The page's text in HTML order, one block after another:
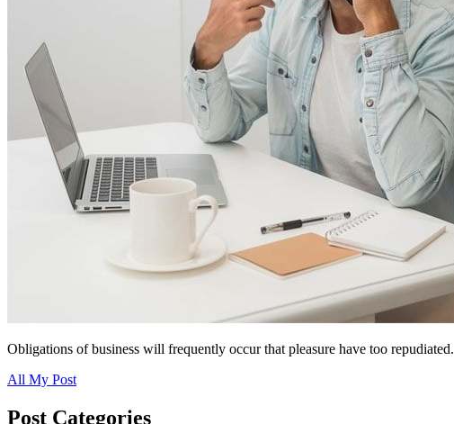
Obligations of business will frequently occur that pleasure have too repudiated.
All My Post
Post Categories